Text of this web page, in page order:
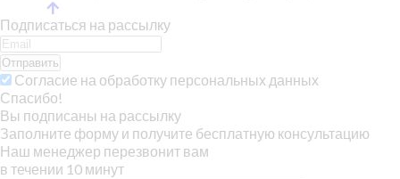
Подписаться на рассылку
Отправить
Согласие на обработку персональных данных
Спасибо!
Вы подписаны на рассылку
Заполните форму и получите бесплатную консультацию
Наш менеджер перезвонит вам
в течении 10 минут